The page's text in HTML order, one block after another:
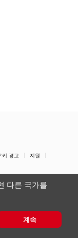
키 경고
지원
다른 국가를
계속